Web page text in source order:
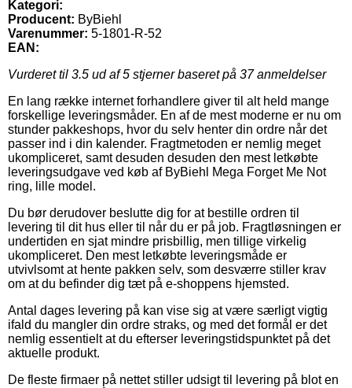
Kategori:
Producent: ByBiehl
Varenummer: 5-1801-R-52
EAN:
Vurderet til 3.5 ud af 5 stjerner baseret på 37anmeldelser
En lang række internet forhandlere giver til alt held mange
forskellige leveringsmåder. En af de mest moderne er nu om
stunder pakkeshops, hvor du selv henter din ordre når det
passer ind i din kalender. Fragtmetoden er nemlig meget
ukompliceret, samt desuden desuden den mest letkøbte
leveringsudgave ved køb af ByBiehl Mega Forget Me Not
ring, lille model.
Du bør derudover beslutte dig for at bestille ordren til
levering til dit hus eller til når du er på job. Fragtløsningen er
undertiden en sjat mindre prisbillig, men tillige virkelig
ukompliceret. Den mest letkøbte leveringsmåde er
utvivlsomt at hente pakken selv, som desværre stiller krav
om at du befinder dig tæt på e-shoppens hjemsted.
Antal dages levering på kan vise sig at være særligt vigtig
ifald du mangler din ordre straks, og med det formål er det
nemlig essentielt at du efterser leveringstidspunktet på det
aktuelle produkt.
De fleste firmaer på nettet stiller udsigt til levering på blot en